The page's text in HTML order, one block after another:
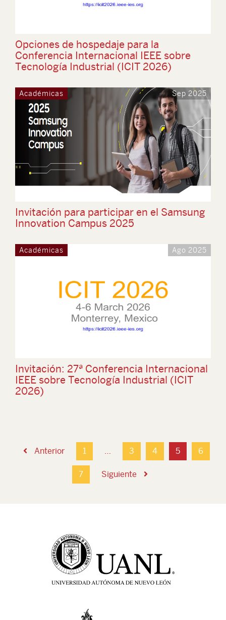
Opciones de hospedaje para la
Conferencia Internacional IEEE sobre
Tecnología Industrial (ICIT 2026)
Académicas Sep 2025
Invitación para participar en el Samsung
Innovation Campus 2025
Académicas Ago 2025
Invitación: 27ª Conferencia Internacional
IEEE sobre Tecnología Industrial (ICIT
2026)
Anterior 1 … 3 4 5 6
7 Siguiente